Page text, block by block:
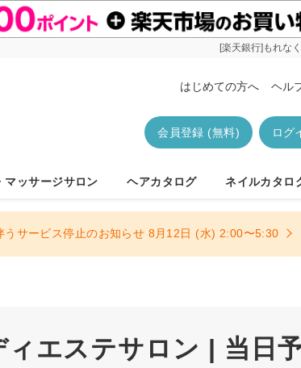
[楽天銀行]もれな
はじめての方へ ヘル
ログ
会員登録 (無料)
マッサージサロン ヘアカタログ ネイルカタロ
うサービス停止のお知らせ 8月12日 (水) 2:00〜5:30
エステサロン | 当日